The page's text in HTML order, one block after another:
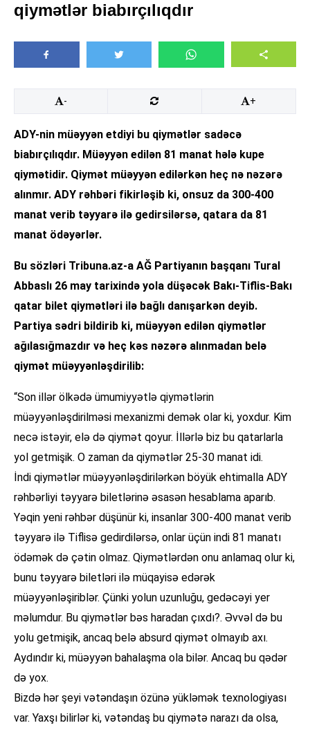
qiymətlər biabırçılıqdır
- +
ADY-nin müəyyən etdiyi bu qiymətlər sadəcə
biabırçılıqdır. Müəyyən edilən 81 manat hələ kupe
qiymətidir. Qiymət müəyyən edilərkən heç nə nəzərə
alınmır. ADY rəhbəri fikirləşib ki, onsuz da 300-400
manat verib təyyarə ilə gedirsilərsə, qatara da 81
manat ödəyərlər.
Bu sözləri Tribuna.az-a AĞ Partiyanın başqanı Tural
Abbaslı 26 may tarixində yola düşəcək Bakı-Tiflis-Bakı
qatar bilet qiymətləri ilə bağlı danışarkən deyib.
Partiya sədri bildirib ki, müəyyən edilən qiymətlər
ağılasığmazdır və heç kəs nəzərə alınmadan belə
qiymət müəyyənləşdirilib:
“Son illər ölkədə ümumiyyətlə qiymətlərin
müəyyənləşdirilməsi mexanizmi demək olar ki, yoxdur. Kim
necə istəyir, elə də qiymət qoyur. İllərlə biz bu qatarlarla
yol getmişik. O zaman da qiymətlər 25-30 manat idi.
İndi qiymətlər müəyyənləşdirilərkən böyük ehtimalla ADY
rəhbərliyi təyyarə biletlərinə əsasən hesablama aparıb.
Yəqin yeni rəhbər düşünür ki, insanlar 300-400 manat verib
təyyarə ilə Tiflisə gedirdilərsə, onlar üçün indi 81 manatı
ödəmək də çətin olmaz. Qiymətlərdən onu anlamaq olur ki,
bunu təyyarə biletləri ilə müqayisə edərək
müəyyənləşiriblər. Çünki yolun uzunluğu, gedəcəyi yer
məlumdur. Bu qiymətlər bəs haradan çıxdı?. Əvvəl də bu
yolu getmişik, ancaq belə absurd qiymət olmayıb axı.
Aydındır ki, müəyyən bahalaşma ola bilər. Ancaq bu qədər
də yox.
Bizdə hər şeyi vətəndaşın özünə yükləmək texnologiyası
var. Yaxşı bilirlər ki, vətəndaş bu qiymətə narazı da olsa,